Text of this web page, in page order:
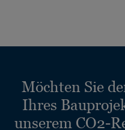
Möchten Sie
Ihres
unserem CO2-